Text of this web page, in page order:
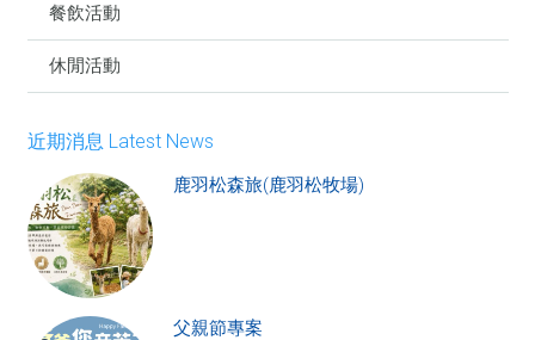
餐飲活動
休閒活動
近期消息 Latest News
鹿羽松森旅(鹿羽松牧場)
父親節專案